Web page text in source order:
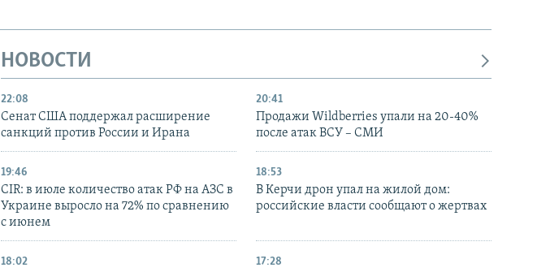
НОВОСТИ
22:08
Сенат США поддержал расширение
санкций против России и Ирана
20:41
Продажи Wildberries упали на 20-40%
после атак ВСУ – СМИ
19:46
CIR: в июле количество атак РФ на АЗС в
Украине выросло на 72% по сравнению
с июнем
18:53
В Керчи дрон упал на жилой дом:
российские власти сообщают о жертвах
18:02 17:28